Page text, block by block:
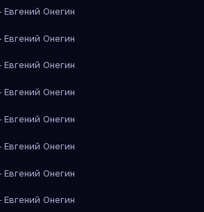
Онегин
Онегин
Онегин
Онегин
Онегин
Онегин
Онегин
Онегин